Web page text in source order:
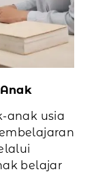
anak usia
belajar